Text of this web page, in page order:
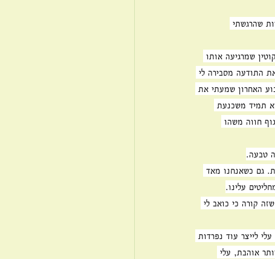
שהרגשתי
שמרגיעה אותו
התודעה מסבירה לי
האחרון שמעתי את
תמיד משכנעת
חווה משהו
טבעה.
גם כשאנחנו מאד
עלינו.
קורה כי כואב לי
לייצר עוד נפרדות
אוהבת, עלי